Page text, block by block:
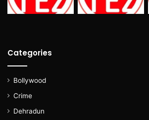
Categories
Bollywood
Crime
Dehradun